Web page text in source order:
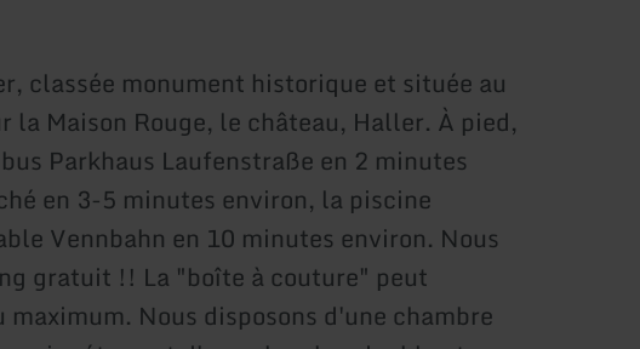
classée monument historique et située au
la Maison Rouge, le château, Haller. À pied,
Parkhaus Laufenstraße en 2 minutes
en 3-5 minutes environ, la piscine
Vennbahn en 10 minutes environ. Nous
gratuit !! La "boîte à couture" peut
Nous disposons d'une chambre